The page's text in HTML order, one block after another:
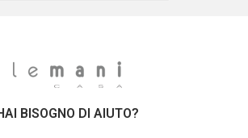
BISOGNO DI AIUTO?